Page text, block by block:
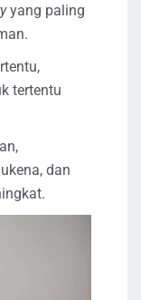
yang paling
tertentu
dan